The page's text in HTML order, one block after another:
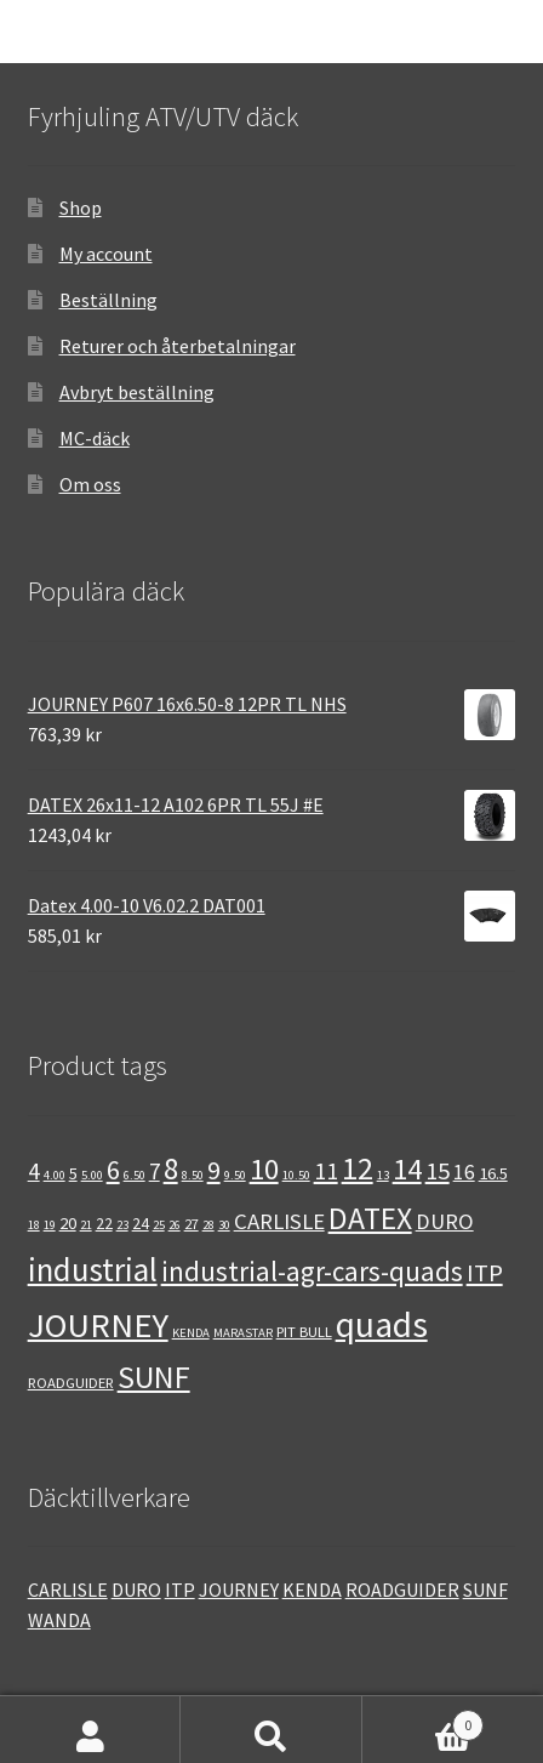
Fyrhjuling ATV/UTV däck
Shop
My account
Beställning
Returer och återbetalningar
Avbryt beställning
MC-däck
Om oss
Populära däck
JOURNEY P607 16x6.50-8 12PR TL NHS
763,39 kr
DATEX 26x11-12 A102 6PR TL 55J #E
1243,04 kr
Datex 4.00-10 V6.02.2 DAT001
585,01 kr
Product tags
4 4.00 5 5.00 6 6.50 78 8.50 9 9.50 10 10.50 11 12 13 14 1516 16.5
18 19 20 21 22 23 24 25 26 27 28 30 CARLISLE DATEX DURO
industrial industrial-agr-cars-quads ITP
JOURNEY KENDA MARASTAR PIT BULL quads
ROADGUIDER SUNF
Däcktillverkare
CARLISLE DURO ITP JOURNEY KENDA ROADGUIDER SUNF
WANDA
0